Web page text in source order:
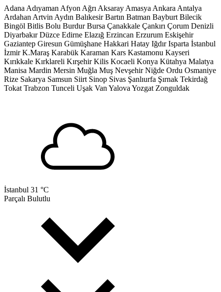
Adana Adıyaman Afyon Ağrı Aksaray Amasya Ankara Antalya
Ardahan Artvin Aydın Balıkesir Bartın Batman Bayburt Bilecik
Bingöl Bitlis Bolu Burdur Bursa Çanakkale Çankırı Çorum Denizli
Diyarbakır Düzce Edirne Elazığ Erzincan Erzurum Eskişehir
Gaziantep Giresun Gümüşhane Hakkari Hatay Iğdır Isparta İstanbul
İzmir K.Maraş Karabük Karaman Kars Kastamonu Kayseri
Kırıkkale Kırklareli Kırşehir Kilis Kocaeli Konya Kütahya Malatya
Manisa Mardin Mersin Muğla Muş Nevşehir Niğde Ordu Osmaniye
Rize Sakarya Samsun Siirt Sinop Sivas Şanlıurfa Şırnak Tekirdağ
Tokat Trabzon Tunceli Uşak Van Yalova Yozgat Zonguldak
İstanbul 31 °C
Parçalı Bulutlu